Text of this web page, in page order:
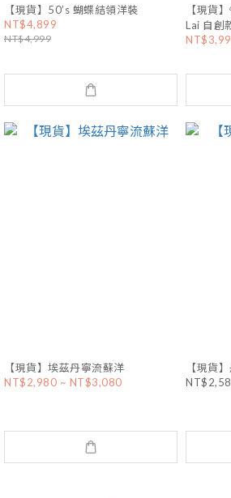
【現貨】50’s 蝴蝶結領洋裝
NT$4,899
NT$4,999
【現貨
Lai 自創
【現貨】埃茲丹寧流蘇洋
NT$2,980 ~ NT$3,080
【現貨